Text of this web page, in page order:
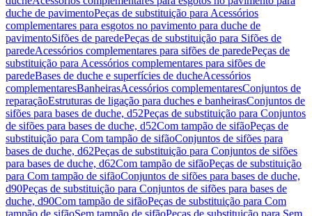
duche de pavimentoPeças de substituição para Acessórios
complementares para esgotos no pavimento para duche de
pavimentoSifões de paredePeças de substituição para Sifões de
paredeAcessórios complementares para sifões de paredePeças de
substituição para Acessórios complementares para sifões de
paredeBases de duche e superfícies de ducheAcessórios
complementaresBanheirasAcessórios complementaresConjuntos de
reparaçãoEstruturas de ligação para duches e banheirasConjuntos de
sifões para bases de duche, d52Peças de substituição para Conjuntos
de sifões para bases de duche, d52Com tampão de sifãoPeças de
substituição para Com tampão de sifãoConjuntos de sifões para
bases de duche, d62Peças de substituição para Conjuntos de sifões
para bases de duche, d62Com tampão de sifãoPeças de substituição
para Com tampão de sifãoConjuntos de sifões para bases de duche,
d90Peças de substituição para Conjuntos de sifões para bases de
duche, d90Com tampão de sifãoPeças de substituição para Com
tampão de sifãoSem tampão de sifãoPeças de substituição para Sem